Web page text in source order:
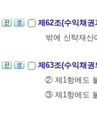
제62조(수익채
밖에 신탁재산
제63조(수익채
② 제1항에도
③ 제1항에도